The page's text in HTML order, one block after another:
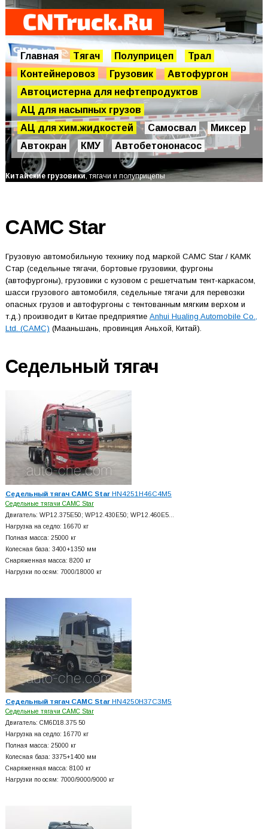
Главная Тягач Полуприцеп
Трал
Контейнеровоз
Грузовик
Автофургон
Автоцистерна для нефтепродуктов
АЦ для насыпных грузов
АЦ для хим.жидкостей
Самосвал
Миксер
Автокран
КМУ Автобетононасос
Китайские грузовики, тягачи и полуприцепы
CAMC Star
Грузовую автомобильную технику под маркой CAMC Star / КАМК
Стар (седельные тягачи, бортовые грузовики, фургоны
(автофургоны), грузовики с кузовом с решетчатым тент-каркасом,
шасси грузового автомобиля, седельные тягачи для перевозки
опасных грузов и автофургоны с тентованным мягким верхом и
т.д.) производит в Китае предприятие Anhui Hualing Automobile Co.,
Ltd. (CAMC) (Мааньшань, провинция Аньхой, Китай).
Седельный тягач
Седельный тягач CAMC StarHN4251H46C4M5
Седельные тягачи CAMC Star
Двигатель: WP12.375E50; WP12.430E50; WP12.460E5…
Нагрузка на седло: 16670 кг
Полная масса: 25000 кг
Колесная база: 3400+1350 мм
Снаряженная масса: 8200 кг
Нагрузки по осям: 7000/18000 кг
Седельный тягач CAMC StarHN4250H37C3M5
Седельные тягачи CAMC Star
Двигатель: CM6D18.375 50
Нагрузка на седло: 16770 кг
Полная масса: 25000 кг
Колесная база: 3375+1400 мм
Снаряженная масса: 8100 кг
Нагрузки по осям: 7000/9000/9000 кг